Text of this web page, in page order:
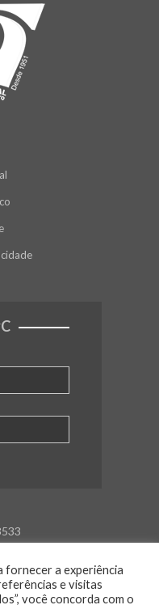
675
- SP
fornecer a experiência
e visitas
você concorda com o